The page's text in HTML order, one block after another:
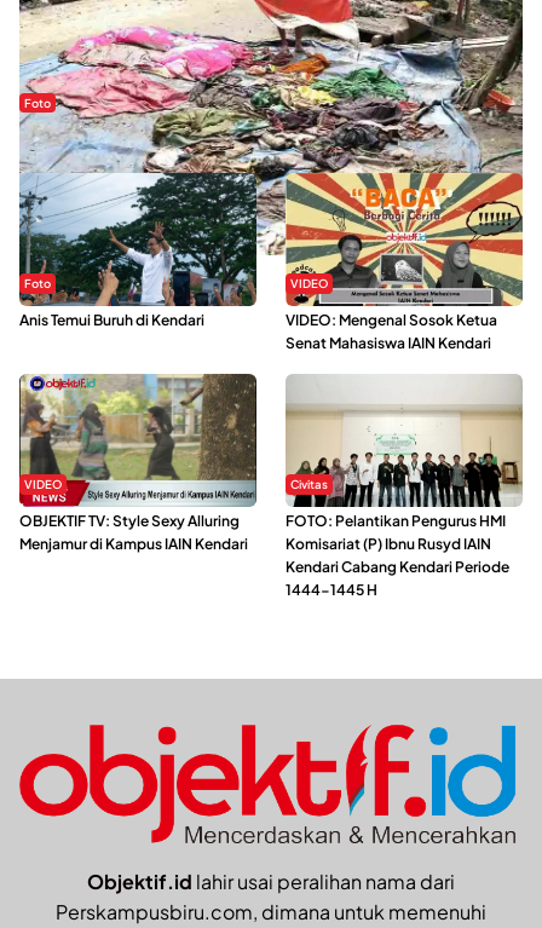
Foto
Sejak Banjir Bandang, Warga Butuhkan Air Bersih
Foto
Anis Temui Buruh di Kendari
VIDEO
VIDEO: Mengenal Sosok Ketua
Senat Mahasiswa IAIN Kendari
VIDEO
OBJEKTIF TV: Style Sexy Alluring
Menjamur di Kampus IAIN Kendari
Civitas
FOTO: Pelantikan Pengurus HMI
Komisariat (P) Ibnu Rusyd IAIN
Kendari Cabang Kendari Periode
1444-1445 H
Objektif.id lahir usai peralihan nama dari
Perskampusbiru.com, dimana untuk memenuhi